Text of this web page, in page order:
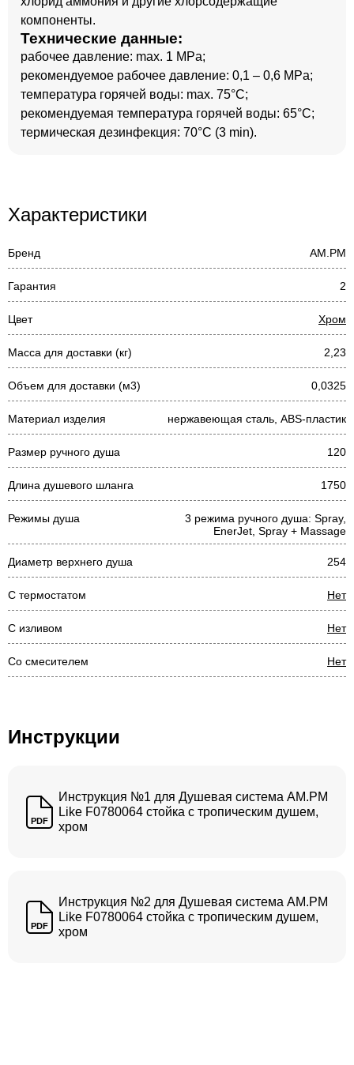
компоненты.
Технические данные:
рабочее давление: max. 1 MPa;
рекомендуемое рабочее давление: 0,1 – 0,6 MPa;
температура горячей воды: max. 75°C;
рекомендуемая температура горячей воды: 65°C;
термическая дезинфекция: 70°C (3 min).
Характеристики
Бренд AM.PM
Гарантия 2
Цвет Хром
Масса для доставки (кг) 2,23
Объем для доставки (м3) 0,0325
Материал изделия нержавеющая сталь, ABS-пластик
Размер ручного душа 120
Длина душевого шланга 1750
Режимы душа
3 режима ручного душа: Spray,
EnerJet, Spray + Massage
Диаметр верхнего душа 254
С термостатом Нет
С изливом Нет
Со смесителем Нет
Инструкции
PDF
Инструкция №1 для Душевая система AM.PM
Like F0780064 стойка с тропическим душем,
хром
PDF
Инструкция №2 для Душевая система AM.PM
Like F0780064 стойка с тропическим душем,
хром